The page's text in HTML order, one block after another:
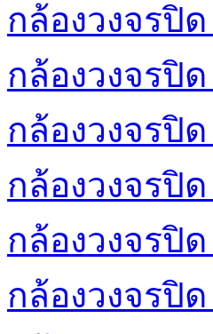
กล้องวงจรปิด
กล้องวงจรปิ
กล้องวงจรปิ
กล้องวงจรปิ
กล้องวงจรปิด
กล้องวงจรปิด